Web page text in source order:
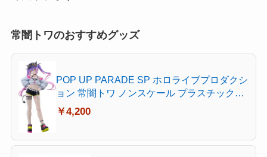
常闇トワのおすすめグッズ
POP UP PARADE SP ホロライブプロダクシ
ョン 常闇トワ ノンスケール プラスチック製
塗装済み完成品
￥4,200